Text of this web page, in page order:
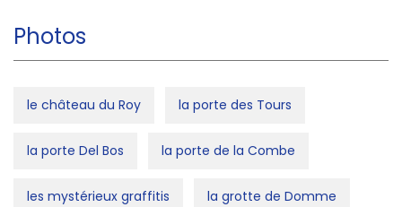
Photos
le château du Roy la porte des Tours
la porte Del Bos la porte de la Combe
les mystérieux graffitis la grotte de Domme